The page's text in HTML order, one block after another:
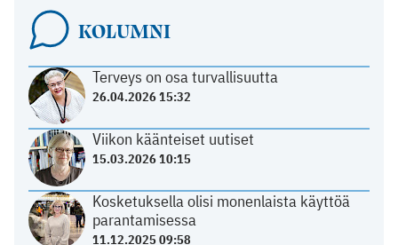
KOLUMNI
Terveys on osa turvallisuutta
26.04.2026 15:32
Viikon käänteiset uutiset
15.03.2026 10:15
Kosketuksella olisi monenlaista käyttöä
parantamisessa
11.12.2025 09:58